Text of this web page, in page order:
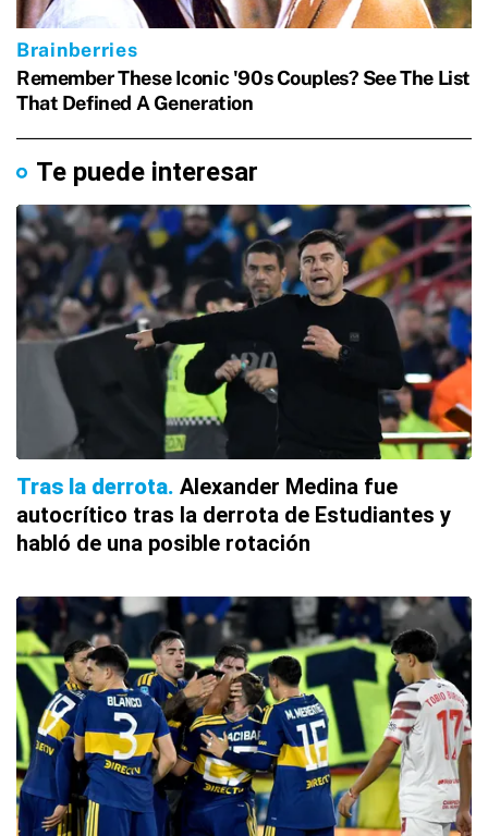
Te puede interesar
Tras la derrota Alexander Medina fue
autocrítico tras la derrota de Estudiantes y
habló de una posible rotación